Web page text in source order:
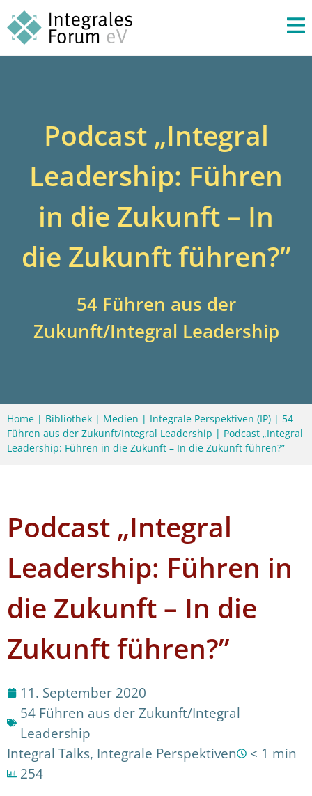
Podcast „Integral
Leadership: Führen
in die Zukunft – In
die Zukunft führen?”
54 Führen aus der
Zukunft/Integral Leadership
Home | Bibliothek | Medien | Integrale Perspektiven (IP) | 54
Führen aus der Zukunft/Integral Leadership | Podcast „Integral
Leadership: Führen in die Zukunft – In die Zukunft führen?”
Podcast „Integral
Leadership: Führen in
die Zukunft – In die
Zukunft führen?”
11. September 2020
54 Führen aus der Zukunft/Integral
Leadership
Integral Talks, Integrale Perspektiven
< 1 min
254